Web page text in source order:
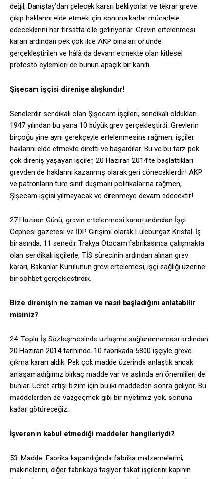
değil, Danıştay’dan gelecek kararı bekliyorlar ve tekrar greve
çıkıp haklarını elde etmek için sonuna kadar mücadele
edeceklerini her fırsatta dile getiriyorlar. Grevin ertelenmesi
kararı ardından pek çok ilde AKP binaları önünde
gerçekleştirilen ve hâlâ da devam etmekte olan kitlesel
protesto eylemleri de bunun apaçık bir kanıtı.
Şişecam işçisi direnişe alışkındır!
Senelerdir sendikalı olan Şişecam işçileri, sendikalı oldukları
1947 yılından bu yana 10 büyük grev gerçekleştirdi. Grevlerin
birçoğu yine aynı gerekçeyle ertelenmesine rağmen, işçiler
haklarını elde etmekte diretti ve başardılar. Bu ve bu tarz pek
çok direniş yaşayan işçiler, 20 Haziran 2014’te başlattıkları
grevden de haklarını kazanmış olarak geri döneceklerdir! AKP
ve patronların tüm sınıf düşmanı politikalarına rağmen,
Şişecam işçisi yılmayacak ve direnmeye devam edecektir!
27 Haziran Günü, grevin ertelenmesi kararı ardından İşçi
Cephesi gazetesi ve İDP Girişimi olarak Lüleburgaz Kristal-İş
binasında, 11 senedir Trakya Otocam fabrikasında çalışmakta
olan sendikalı işçilerle, TİS sürecinin ardından alınan grev
kararı, Bakanlar Kurulunun grevi ertelemesi, işçi sağlığı üzerine
bir sohbet gerçekleştirdik.
Bize direnişin ne zaman ve nasıl başladığını anlatabilir
misiniz?
24. Toplu İş Sözleşmesinde uzlaşma sağlanamaması ardından
20 Haziran 2014 tarihinde, 10 fabrikada 5800 işçiyle greve
çıkma kararı aldık. Pek çok madde üzerinde anlaştık ancak
anlaşamadığımız birkaç madde var ve aslında en önemlileri de
bunlar. Ücret artışı bizim için bu iki maddeden sonra geliyor. Bu
maddelerden de vazgeçmek gibi bir niyetimiz yok, sonuna
kadar götüreceğiz.
İşverenin kabul etmediği maddeler hangileriydi?
53. Madde. Fabrika kapandığında fabrika malzemelerini,
makinelerini, diğer fabrikaya taşıyor fakat işçilerini kapının